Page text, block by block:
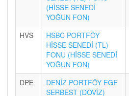
(HİSSE SENEDİ
YOĞUN FON)
HVS
HSBC PORTFÖY
HİSSE SENEDİ (TL)
FONU (HİSSE SENEDİ
YOĞUN FON)
DPE
DENİZ PORTFÖY EGE
SERBEST (DÖVİZ)